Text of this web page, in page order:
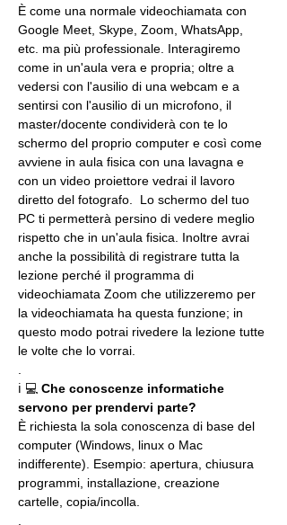
È come una normale videochiamata con
Google Meet, Skype, Zoom, WhatsApp,
etc. ma più professionale. Interagiremo
come in un'aula vera e propria; oltre a
vedersi con l'ausilio di una webcam e a
sentirsi con l'ausilio di un microfono, il
master/docente condividerà con te lo
schermo del proprio computer e così come
avviene in aula fisica con una lavagna e
con un video proiettore vedrai il lavoro
diretto del fotografo.  Lo schermo del tuo
PC ti permetterà persino di vedere meglio
rispetto che in un'aula fisica. Inoltre avrai
anche la possibilità di registrare tutta la
lezione perché il programma di
videochiamata Zoom che utilizzeremo per
la videochiamata ha questa funzione; in
questo modo potrai rivedere la lezione tutte
le volte che lo vorrai.
ℹ 💻 Che conoscenze informatiche
servono per prendervi parte?
È richiesta la sola conoscenza di base del
computer (Windows, linux o Mac
indifferente). Esempio: apertura, chiusura
programmi, installazione, creazione
cartelle, copia/incolla.